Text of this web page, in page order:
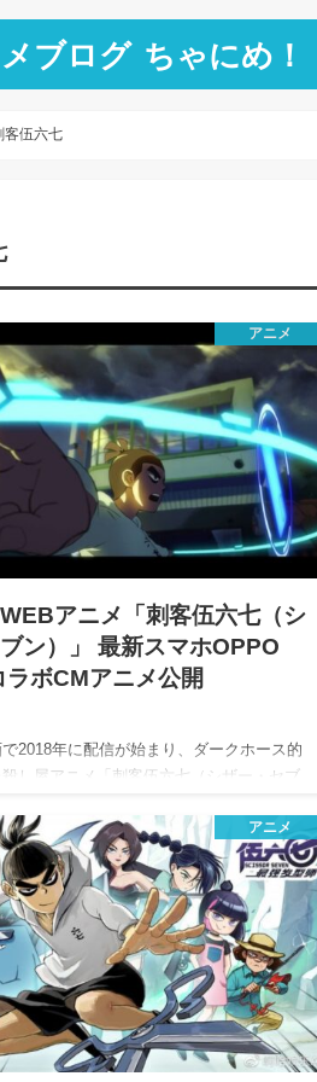
ブログ ちゃにめ！
客伍六七
アニメ
アニメ「刺客伍六七（シ
ン）」 最新スマホOPPO
ボCMアニメ公開
2018年に配信が始まり、ダークホース的
殺し屋アニメ「刺客伍六七（シザー・セブ
アニメ